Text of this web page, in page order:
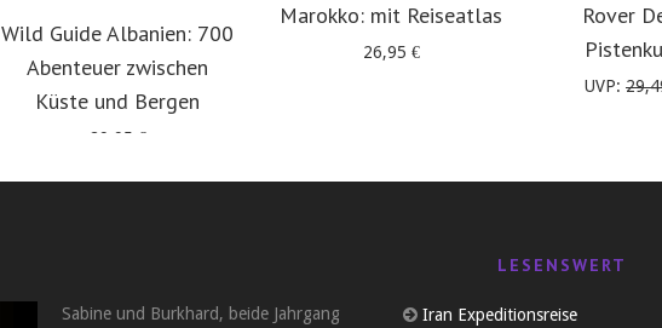
Wild Guide Albanien: 700
Abenteuer zwischen
Küste und Bergen
29,95 €
Marokko: mit Reiseatlas
26,95 €
Rover
UVP:
Sabine und Burkhard, beide Jahrgang
LESENSWERT
Iran Expeditionsreise